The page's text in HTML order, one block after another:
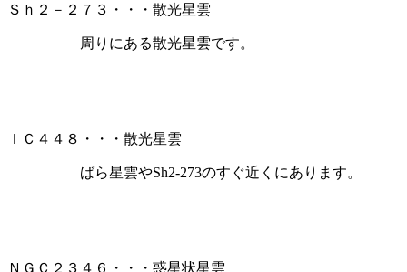
Ｓｈ２－２７３・・・散光星雲
周りにある散光星雲です。
ＩＣ４４８・・・散光星雲
ばら星雲やSh2-273のすぐ近くにあります。
ＮＧＣ２３４６・・・惑星状星雲